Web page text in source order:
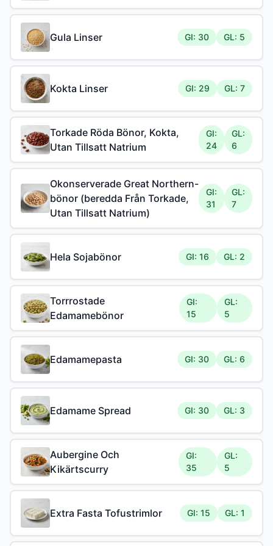
Gula Linser GI: 30 GL: 5
Kokta Linser GI: 29 GL: 7
Torkade Röda Bönor, Kokta,
Utan Tillsatt Natrium
GI:
24
GL:
6
Okonserverade Great Northern-
bönor (beredda Från Torkade,
Utan Tillsatt Natrium)
GI:
31
GL:
7
Hela Sojabönor GI: 16 GL: 2
Torrrostade
Edamamebönor
GI:
15
GL:
5
Edamamepasta GI: 30 GL: 6
Edamame Spread GI: 30 GL: 3
Aubergine Och
Kikärtscurry
GI:
35
GL:
5
Extra Fasta Tofustrimlor GI: 15 GL: 1